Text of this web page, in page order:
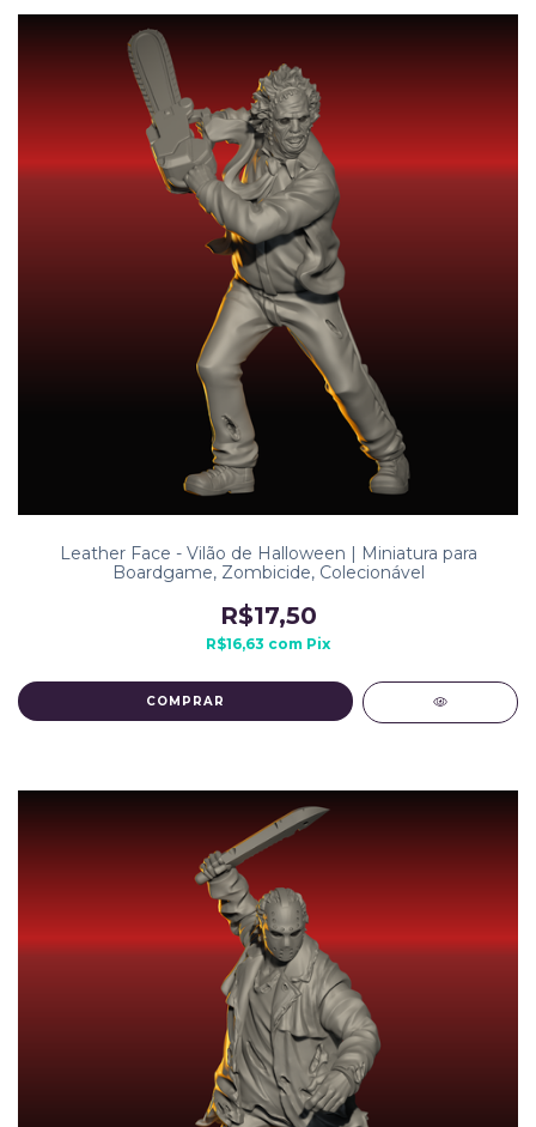
Leather Face - Vilão de Halloween | Miniatura para
Boardgame, Zombicide, Colecionável
R$17,50
R$16,63 com Pix
COMPRAR